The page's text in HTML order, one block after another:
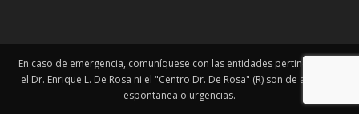
En caso de emergencia, comuníquese con las entidades pertinentes. Ni
el Dr. Enrique L. De Rosa ni el "Centro Dr. De Rosa" (R) son de atención
espontanea o urgencias.